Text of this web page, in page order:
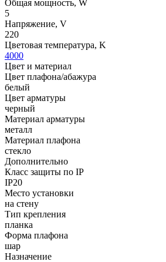
Общая мощность, W
5
Напряжение, V
220
Цветовая температура, K
4000
Цвет и материал
Цвет плафона/абажура
белый
Цвет арматуры
черный
Материал арматуры
металл
Материал плафона
стекло
Дополнительно
Класс защиты по IP
IP20
Место установки
на стену
Тип крепления
планка
Форма плафона
шар
Назначение